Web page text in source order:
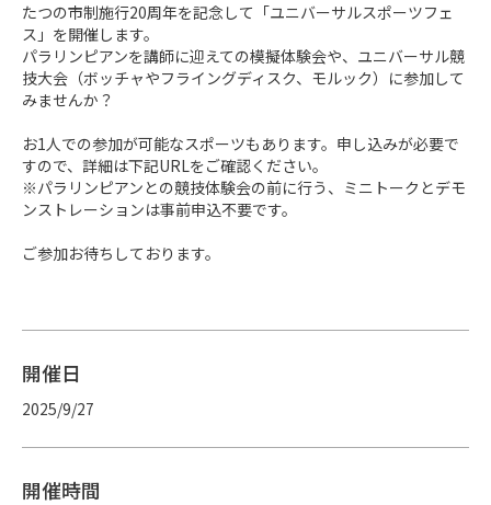
たつの市制施行20周年を記念して「ユニバーサルスポーツフェ
ス」を開催します。
パラリンピアンを講師に迎えての模擬体験会や、ユニバーサル競
技大会（ボッチャやフライングディスク、モルック）に参加して
みませんか？
お1人での参加が可能なスポーツもあります。申し込みが必要で
すので、詳細は下記URLをご確認ください。
※パラリンピアンとの競技体験会の前に行う、ミニトークとデモ
ンストレーションは事前申込不要です。
ご参加お待ちしております。
開催日
2025/9/27
開催時間